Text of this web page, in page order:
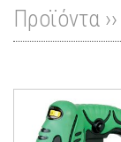
Προϊόντα ››